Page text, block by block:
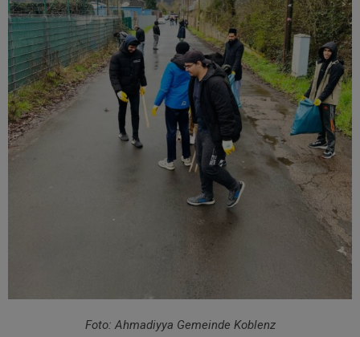
Foto: Ahmadiyya Gemeinde Koblenz